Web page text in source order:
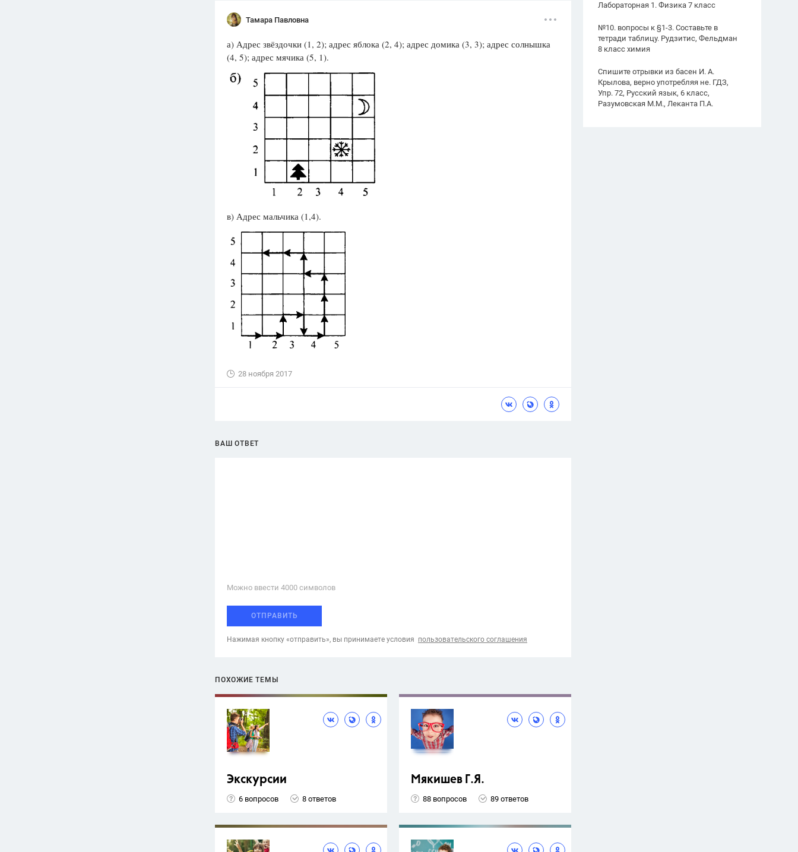
Лабораторная 1. Физика 7 класс
№10. вопросы к §1-3. Составьте в
тетради таблицу. Рудзитис, Фельдман
8 класс химия
Спишите отрывки из басен И. А.
Крылова, верно употребляя не. ГДЗ,
Упр. 72, Русский язык, 6 класс,
Разумовская М.М., Леканта П.А.
Тамара Павловна
а) Адрес звёздочки (1, 2); адрес яблока (2, 4); адрес домика (3, 3); адрес солнышка
(4, 5); адрес мячика (5, 1).
в) Адрес мальчика (1,4).
28 ноября 2017
ВАШ ОТВЕТ
Можно ввести 4000 cимволов
ОТПРАВИТЬ
Нажимая кнопку «отправить», вы принимаете условия пользовательского соглашения
ПОХОЖИЕ ТЕМЫ
Экскурсии
6 вопросов 8 ответов
Мякишев Г.Я.
88 вопросов 89 ответов